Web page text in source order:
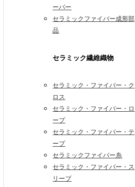
ーパー
セラミックファイバー成形部
品
セラミック繊維織物
セラミック・ファイバー・ク
ロス
セラミック・ファイバー・ロ
ープ
セラミック・ファイバー・テ
ープ
セラミックファイバー糸
セラミック・ファイバー・ス
リーブ